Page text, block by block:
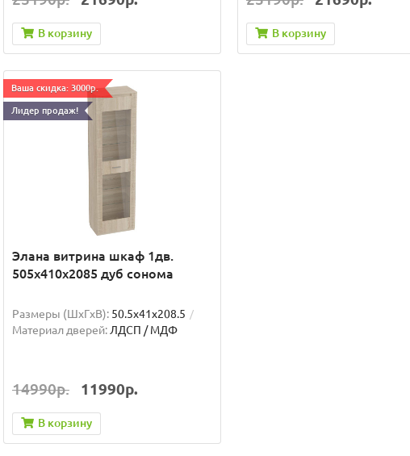
В корзину В корзину
Ваша скидка: 3000р.
Лидер продаж!
Элана витрина шкаф 1дв.
505x410x2085 дуб сонома
Размеры (ШxГxВ): 50.5x41x208.5
Материал дверей:ЛДСП / МДФ
14990р. 11990р.
В корзину